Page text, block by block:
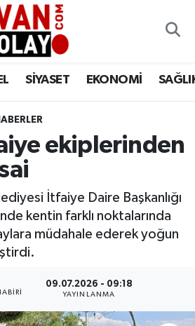
SİYASET EKONOMİ
ekiplerinden
İtfaiye Daire Başkanlığı
kentin farklı noktalarında
müdahale ederek yoğun
09.07.2026 - 09:18
YAYINLANMA
Haritası
Durumu ve Fikstür